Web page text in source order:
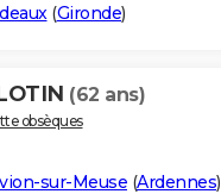
(Gironde)
(62 ans)
obsèques
sur-Meuse (Ardennes)